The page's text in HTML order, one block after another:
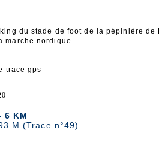
du stade de foot de la pépinière
marche nordique.
trace gps
6 KM
M (Trace n°49)